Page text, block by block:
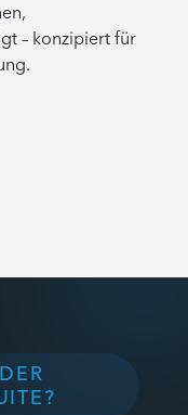
– konzipiert für